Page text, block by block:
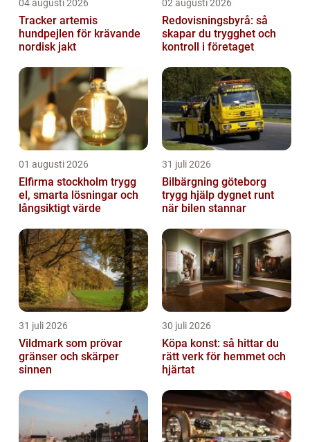
04 augusti 2026
Tracker artemis
hundpejlen för krävande
nordisk jakt
02 augusti 2026
Redovisningsbyrå: så
skapar du trygghet och
kontroll i företaget
01 augusti 2026
Elfirma stockholm trygg
el, smarta lösningar och
långsiktigt värde
31 juli 2026
Bilbärgning göteborg
trygg hjälp dygnet runt
när bilen stannar
31 juli 2026
Vildmark som prövar
gränser och skärper
sinnen
30 juli 2026
Köpa konst: så hittar du
rätt verk för hemmet och
hjärtat